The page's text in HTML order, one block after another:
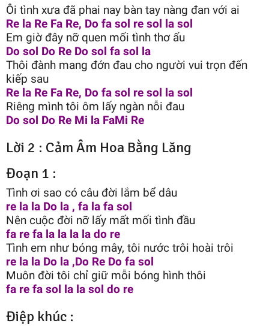
Ôi tình xưa đã phai nay bàn tay nàng đan với ai
Re la Re Fa Re, Do fa sol re sol la sol
Em giờ đây nỡ quen mối tình thơ ấu
Do sol Do Re Do sol fa sol la
Thôi đành mang đớn đau cho người vui trọn đến
kiếp sau
Re la Re Fa Re, Do fa sol re sol la sol
Riêng mình tôi ôm lấy ngàn nỗi đau
Do sol Do Re Mi la FaMi Re
Lời 2 : Cảm Âm Hoa Bằng Lăng
Đoạn 1 :
Tình ơi sao có câu đời lắm bể dâu
re la la Do la , fa la fa sol
Nên cuộc đời nỡ lấy mất mối tình đầu
fa re fa la la la la do re
Tình em như bóng mây, tôi nước trôi hoài trôi
re la la Do la ,Do Re Do fa sol
Muôn đời tôi chỉ giữ mỗi bóng hình thôi
fa re fa sol la la sol do re
Điệp khúc :